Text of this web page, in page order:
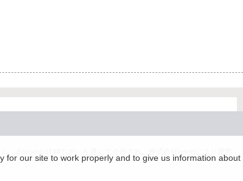
our site to work properly and to give us information